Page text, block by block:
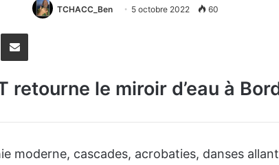
TCHACC_Ben 5 octobre 2022 60
Partager par email
retourne le miroir d’eau à
moderne, cascades, acrobaties, danses